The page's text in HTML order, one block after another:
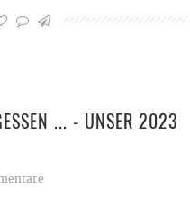
... - UNSER 2023